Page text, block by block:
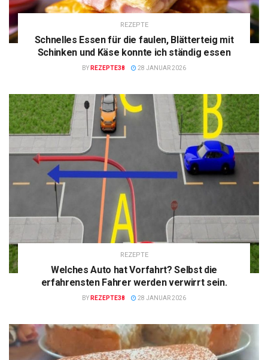
REZEPTE
Schnelles Essen für die faulen, Blätterteig mit
Schinken und Käse konnte ich ständig essen
BY REZEPTE38 28 JANUAR 2026
REZEPTE
Welches Auto hat Vorfahrt? Selbst die
erfahrensten Fahrer werden verwirrt sein.
BY REZEPTE38 28 JANUAR 2026